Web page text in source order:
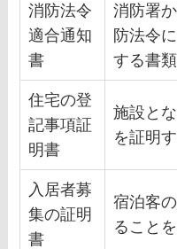
消防法令
適合通知
書
消防署
防法令
する書類
住宅の登
記事項証
明書
施設と
を証明
入居者募
集の証明
書
宿泊客
ること